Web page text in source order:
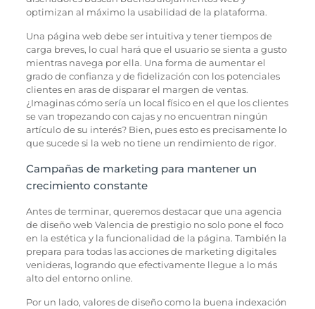
optimizan al máximo la usabilidad de la plataforma.
Una página web debe ser intuitiva y tener tiempos de
carga breves, lo cual hará que el usuario se sienta a gusto
mientras navega por ella. Una forma de aumentar el
grado de confianza y de fidelización con los potenciales
clientes en aras de disparar el margen de ventas.
¿Imaginas cómo sería un local físico en el que los clientes
se van tropezando con cajas y no encuentran ningún
artículo de su interés? Bien, pues esto es precisamente lo
que sucede si la web no tiene un rendimiento de rigor.
Campañas de marketing para mantener un
crecimiento constante
Antes de terminar, queremos destacar que una agencia
de diseño web Valencia de prestigio no solo pone el foco
en la estética y la funcionalidad de la página. También la
prepara para todas las acciones de marketing digitales
venideras, logrando que efectivamente llegue a lo más
alto del entorno online.
Por un lado, valores de diseño como la buena indexación